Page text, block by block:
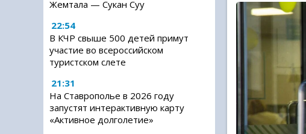
Жемтала — Сукан Суу
22:54
В КЧР свыше 500 детей примут
участие во всероссийском
туристском слете
21:31
На Ставрополье в 2026 году
запустят интерактивную карту
«Активное долголетие»